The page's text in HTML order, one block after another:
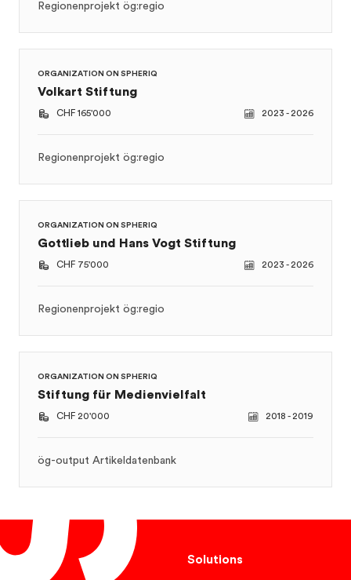
Regionenprojekt ög:regio
ORGANIZATION ON SPHERIQ
Volkart Stiftung
CHF 165'000 2023 - 2026
Regionenprojekt ög:regio
ORGANIZATION ON SPHERIQ
Gottlieb und Hans Vogt Stiftung
CHF 75'000 2023 - 2026
Regionenprojekt ög:regio
ORGANIZATION ON SPHERIQ
Stiftung für Medienvielfalt
CHF 20'000 2018 - 2019
ög-output Artikeldatenbank
Solutions